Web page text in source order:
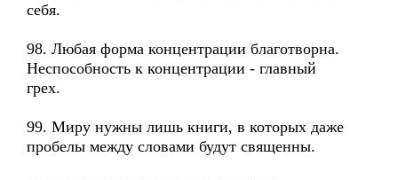
себя.
98. Любая форма концентрации благотворна.
Неспособность к концентрации - главный
грех.
99. Миру нужны лишь книги, в которых даже
пробелы между словами будут священны.